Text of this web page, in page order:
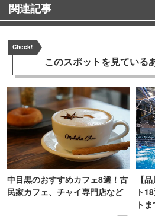
関連記事
Check!
このスポットを見ている
中目黒のおすすめカフェ8選！古
民家カフェ、チャイ専門店など
【
ト
ト